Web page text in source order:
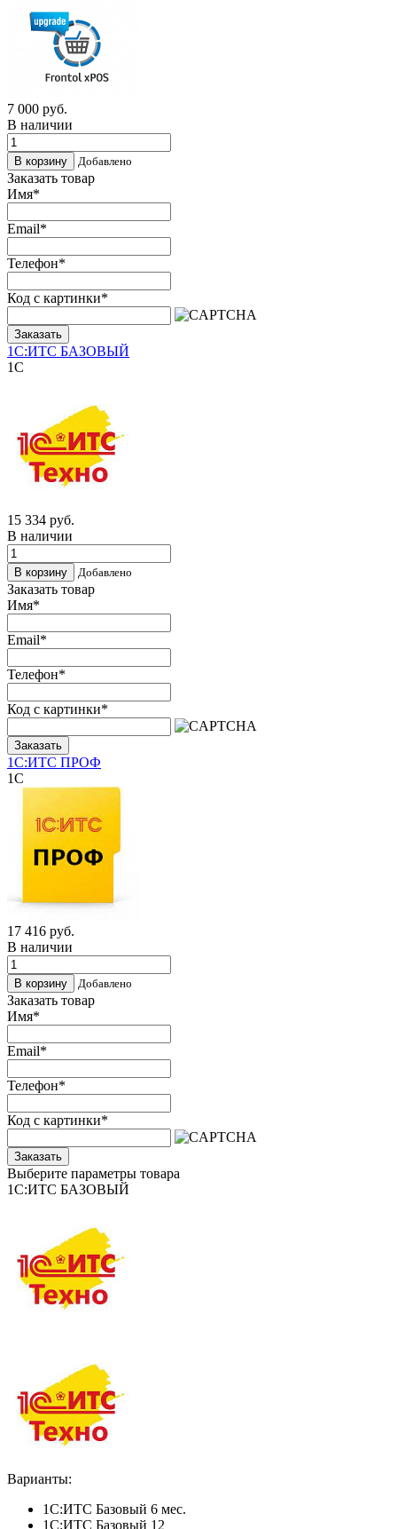
7 000 руб.
В наличии
Добавлено
Заказать товар
Имя*
Email*
Телефон*
Код с картинки*
Заказать
1С:ИТС БАЗОВЫЙ
1C
15 334 руб.
В наличии
Добавлено
Заказать товар
Имя*
Email*
Телефон*
Код с картинки*
Заказать
1С:ИТС ПРОФ
1C
17 416 руб.
В наличии
Добавлено
Заказать товар
Имя*
Email*
Телефон*
Код с картинки*
Заказать
Выберите параметры товара
1С:ИТС БАЗОВЫЙ
Варианты:
1С:ИТС Базовый 6 мес.
1С:ИТС Базовый 12